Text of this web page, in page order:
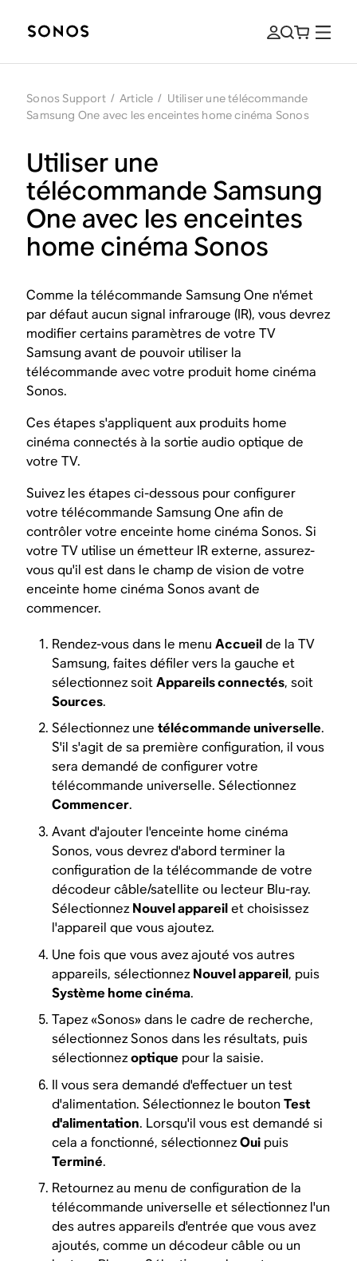
Sonos Support / Article / Utiliser une télécommande
Samsung One avec les enceintes home cinéma Sonos
Utiliser une
télécommande Samsung
One avec les enceintes
home cinéma Sonos
Comme la télécommande Samsung One n'émet
par défaut aucun signal infrarouge (IR), vous devrez
modifier certains paramètres de votre TV
Samsung avant de pouvoir utiliser la
télécommande avec votre produit home cinéma
Sonos.
Ces étapes s'appliquent aux produits home
cinéma connectés à la sortie audio optique de
votre TV.
Suivez les étapes ci-dessous pour configurer
votre télécommande Samsung One afin de
contrôler votre enceinte home cinéma Sonos. Si
votre TV utilise un émetteur IR externe, assurez-
vous qu'il est dans le champ de vision de votre
enceinte home cinéma Sonos avant de
commencer.
Rendez-vous dans le menuAccueilde la TV
Samsung, faites défiler vers la gauche et
sélectionnez soitAppareils connectés, soit
Sources.
Sélectionnez unetélécommande universelle.
S'il s'agit de sa première configuration, il vous
sera demandé de configurer votre
télécommande universelle. Sélectionnez
Commencer.
Avant d'ajouter l'enceinte home cinéma
Sonos, vous devrez d'abord terminer la
configuration de la télécommande de votre
décodeur câble/satellite ou lecteur Blu-ray.
SélectionnezNouvel appareilet choisissez
l'appareil que vous ajoutez.
Une fois que vous avez ajouté vos autres
appareils, sélectionnezNouvel appareil, puis
Système home cinéma.
Tapez «Sonos» dans le cadre de recherche,
sélectionnez Sonos dans les résultats, puis
sélectionnezoptique pour la saisie.
Il vous sera demandé d'effectuer un test
d'alimentation. Sélectionnez le boutonTest
d'alimentation. Lorsqu'il vous est demandé si
cela a fonctionné, sélectionnezOui puis
Terminé.
Retournez au menu de configuration de la
télécommande universelle et sélectionnez l'un
des autres appareils d'entrée que vous avez
ajoutés, comme un décodeur câble ou un